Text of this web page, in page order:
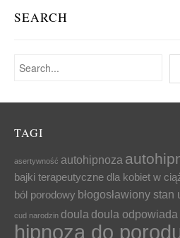
SEARCH
TAGI
asertywność autohipnoza
bajki terapeutyczne dla kobiet w
ból porodowy błogosławiony stan
cud narodzin doula doula odpowiada
hipnoza do